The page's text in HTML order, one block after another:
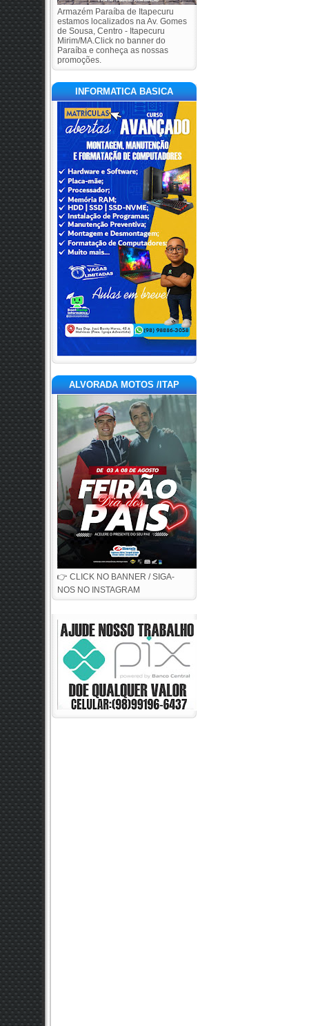
Armazém Paraíba de Itapecuru
estamos localizados na Av. Gomes
de Sousa, Centro - Itapecuru
Mirim/MA.Click no banner do
Paraíba e conheça as nossas
promoções.
INFORMATICA BASICA
ALVORADA MOTOS /ITAP
👉 CLICK NO BANNER / SIGA-
NOS NO INSTAGRAM